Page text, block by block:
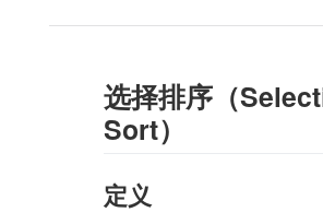
选择排序（
Sort）
定义